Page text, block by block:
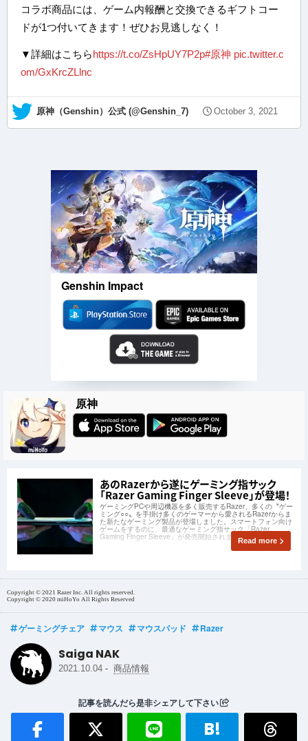
コラボ商品には、ゲーム内報酬と交換できるギフトコー
ドが1つ付いてきます！ぜひお見逃しなく！
▼詳細はこちらhttps://t.co/ZsHpUY7P2p#原神 pic.twitter.c
om/GxKrcZLlnc
— 原神（Genshin）公式 (@Genshin_7) October 3, 2021
Genshin Impact
原神
あのRazerから遂にゲーミング指サック
「Razer Gaming Finger Sleeve」が登場！
ゲーミングPCや周辺機器を多く販売するRazer、多くの〝ゲー
ミング○○〟を手掛け多くのゲーマーから愛されるRazerからま
た新たなゲーミング製品が登場しました。スマートフォン向け
ゲームをするのに、最適なゲーミング指サック「Razer
Gaming Finger Sleeve」が発売開始されました。Read more
Copyright © 2021 Razer Inc. All rights reserved.
Copyright © 2020 miHoYo All Rights Reserved
ゲーミングチェア マウス マウスパッド Razer
Saiga NAK
2021.10.04 - 商品情報
記事を読んだら是非シェアして下さい
B!